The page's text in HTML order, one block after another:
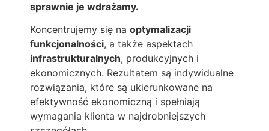
sprawnie je wdrażamy.
Koncentrujemy się na optymalizacji
funkcjonalności, a także aspektach
infrastrukturalnych, produkcyjnych i
ekonomicznych. Rezultatem są indywidualne
rozwiązania, które są ukierunkowane na
efektywność ekonomiczną i spełniają
wymagania klienta w najdrobniejszych